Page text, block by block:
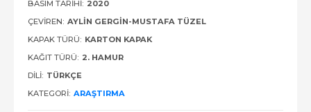
BASIM TARIHI: 2020
ÇEVIREN: AYLIN GERGIN-MUSTAFA TÜZEL
KAPAK TÜRÜ: KARTON KAPAK
KAĞIT TÜRÜ: 2. HAMUR
DILI: TÜRKÇE
KATEGORI: ARAŞTIRMA